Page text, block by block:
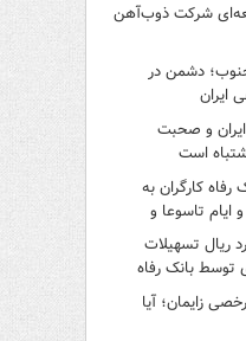
شرکت ذوب‌آهن
دشمن در
ایران
ایران و صحبت
است
کارگران به
تاسوعا و
۱۱,۰۰۰ میلیارد ریال تسهیلات
توسط بانک رفاه
زایمان؛ آیا